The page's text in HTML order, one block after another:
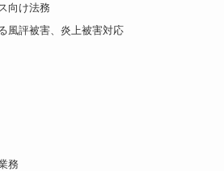
向け法務
風評被害、炎上被害対応
務